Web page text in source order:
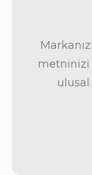
metninizi
ulusal